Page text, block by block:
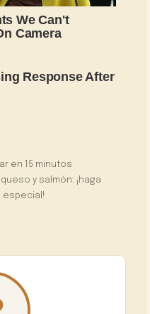
en 15 minutos
y salmón: ¡haga
especial!